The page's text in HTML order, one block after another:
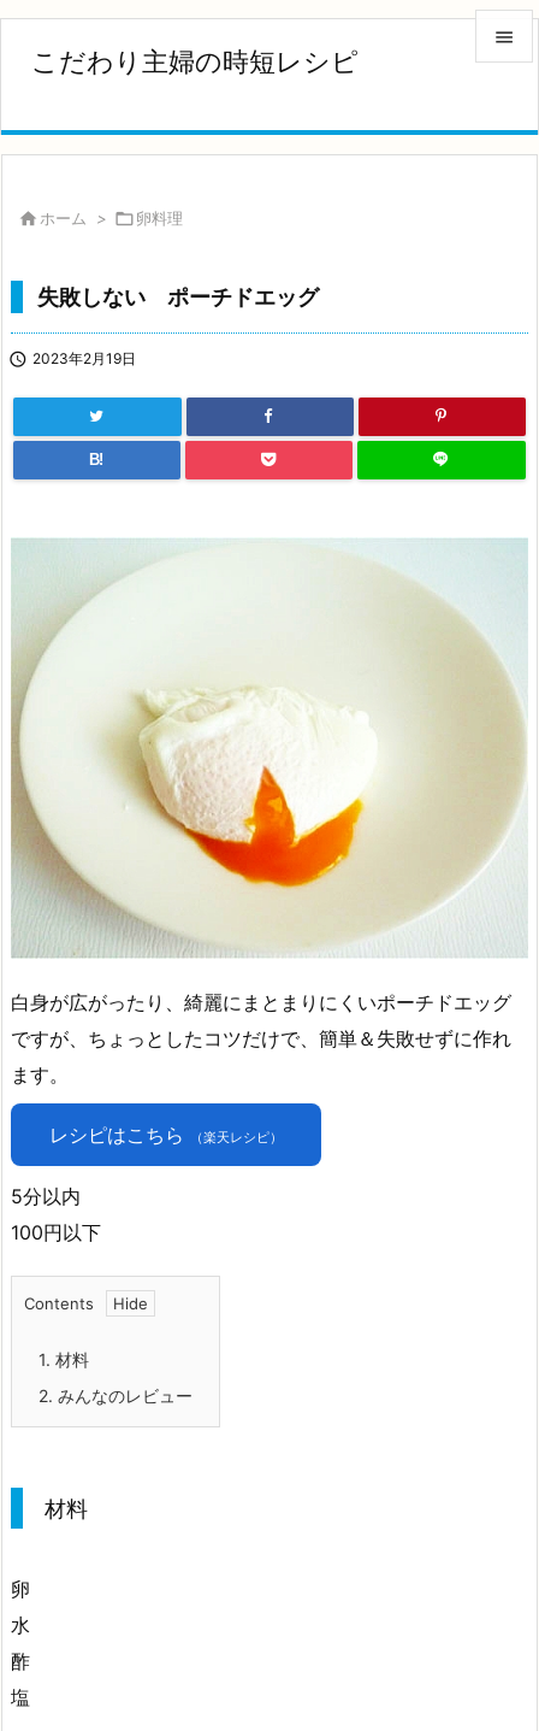
こだわり主婦の時短レシピ



 ホーム > 卵料理
失敗しない ポーチドエッグ
 2023年2月19日
B!
白身が広がったり、綺麗にまとまりにくいポーチドエッグ
ですが、ちょっとしたコツだけで、簡単＆失敗せずに作れ
ます。
レシピはこちら （楽天レシピ）
5分以内
100円以下
Contents
1. 材料
2. みんなのレビュー
材料
卵
水
酢
塩